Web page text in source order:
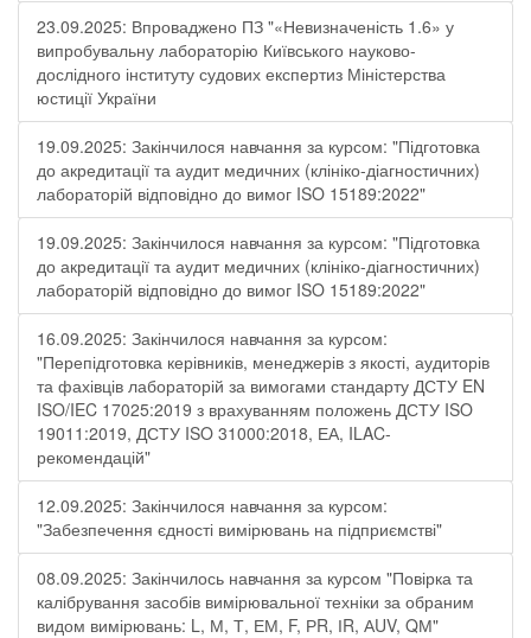
23.09.2025: Впроваджено ПЗ "«Невизначеність 1.6» у
випробувальну лабораторію Київського науково-
дослідного інституту судових експертиз Міністерства
юстиції України
19.09.2025: Закінчилося навчання за курсом: "Підготовка
до акредитації та аудит медичних (клініко-діагностичних)
лабораторій відповідно до вимог ISO 15189:2022"
19.09.2025: Закінчилося навчання за курсом: "Підготовка
до акредитації та аудит медичних (клініко-діагностичних)
лабораторій відповідно до вимог ISO 15189:2022"
16.09.2025: Закінчилося навчання за курсом:
"Перепідготовка керівників, менеджерів з якості, аудиторів
та фахівців лабораторій за вимогами стандарту ДСТУ EN
ISO/IEC 17025:2019 з врахуванням положень ДСТУ ISO
19011:2019, ДСТУ ISO 31000:2018, ЕА, ILAC-
рекомендацій"
12.09.2025: Закінчилося навчання за курсом:
"Забезпечення єдності вимірювань на підприємстві"
08.09.2025: Закінчилось навчання за курсом "Повірка та
калібрування засобів вимірювальної техніки за обраним
видом вимірювань: L, М, Т, ЕМ, F, РR, ІR, АUV, QМ"